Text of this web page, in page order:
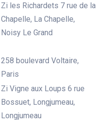
Zi les Richardets 7 rue de la
Chapelle, La Chapelle,
Noisy Le Grand
258 boulevard Voltaire,
Paris
Zi Vigne aux Loups 6 rue
Bossuet, Longjumeau,
Longjumeau